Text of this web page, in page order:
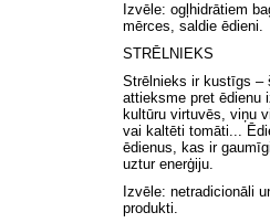
Izvēle: ogļhidrātiem
mērces, saldie ēdieni.
STRĒLNIEKS
Strēlnieks ir kustīgs –
attieksme pret ēdienu
kultūru virtuvēs, viņu
vai kaltēti tomāti...
ēdienus, kas ir
uztur enerģiju.
Izvēle: netradicionāli
produkti.